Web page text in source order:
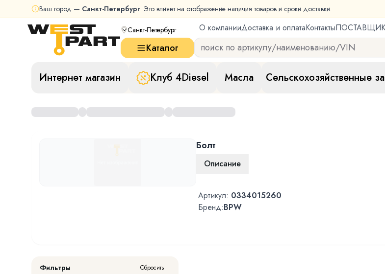
Ваш город — Санкт-Петербург. Это влияет на отображение наличия товаров и сроки доставки.
Санкт-Петербург О компанииДоставка и оплатаКонтакты
Каталог
Интернет магазин Клуб 4Diesel Масла Сельскохозяйственные
Болт
Описание
Артикул: 0334015260
Бренд:BPW
Фильтры Сбросить